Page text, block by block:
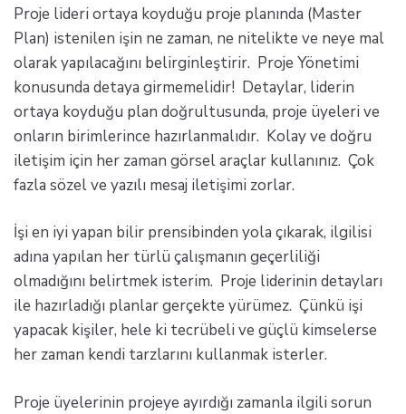
Proje lideri ortaya koyduğu proje planında (Master
Plan) istenilen işin ne zaman, ne nitelikte ve neye mal
olarak yapılacağını belirginleştirir. Proje Yönetimi
konusunda detaya girmemelidir! Detaylar, liderin
ortaya koyduğu plan doğrultusunda, proje üyeleri ve
onların birimlerince hazırlanmalıdır. Kolay ve doğru
iletişim için her zaman görsel araçlar kullanınız. Çok
fazla sözel ve yazılı mesaj iletişimi zorlar.
İşi en iyi yapan bilir prensibinden yola çıkarak, ilgilisi
adına yapılan her türlü çalışmanın geçerliliği
olmadığını belirtmek isterim. Proje liderinin detayları
ile hazırladığı planlar gerçekte yürümez. Çünkü işi
yapacak kişiler, hele ki tecrübeli ve güçlü kimselerse
her zaman kendi tarzlarını kullanmak isterler.
Proje üyelerinin projeye ayırdığı zamanla ilgili sorun